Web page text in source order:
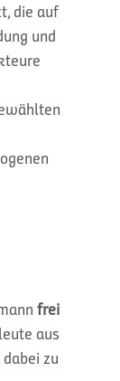
die auf
und
frei
aus
zu